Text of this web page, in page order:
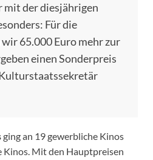
der diesjährigen
Für die
65.000 Euro mehr zur
einen Sonderpreis
ging an 19 gewerbliche Kinos
Mit den Hauptpreisen